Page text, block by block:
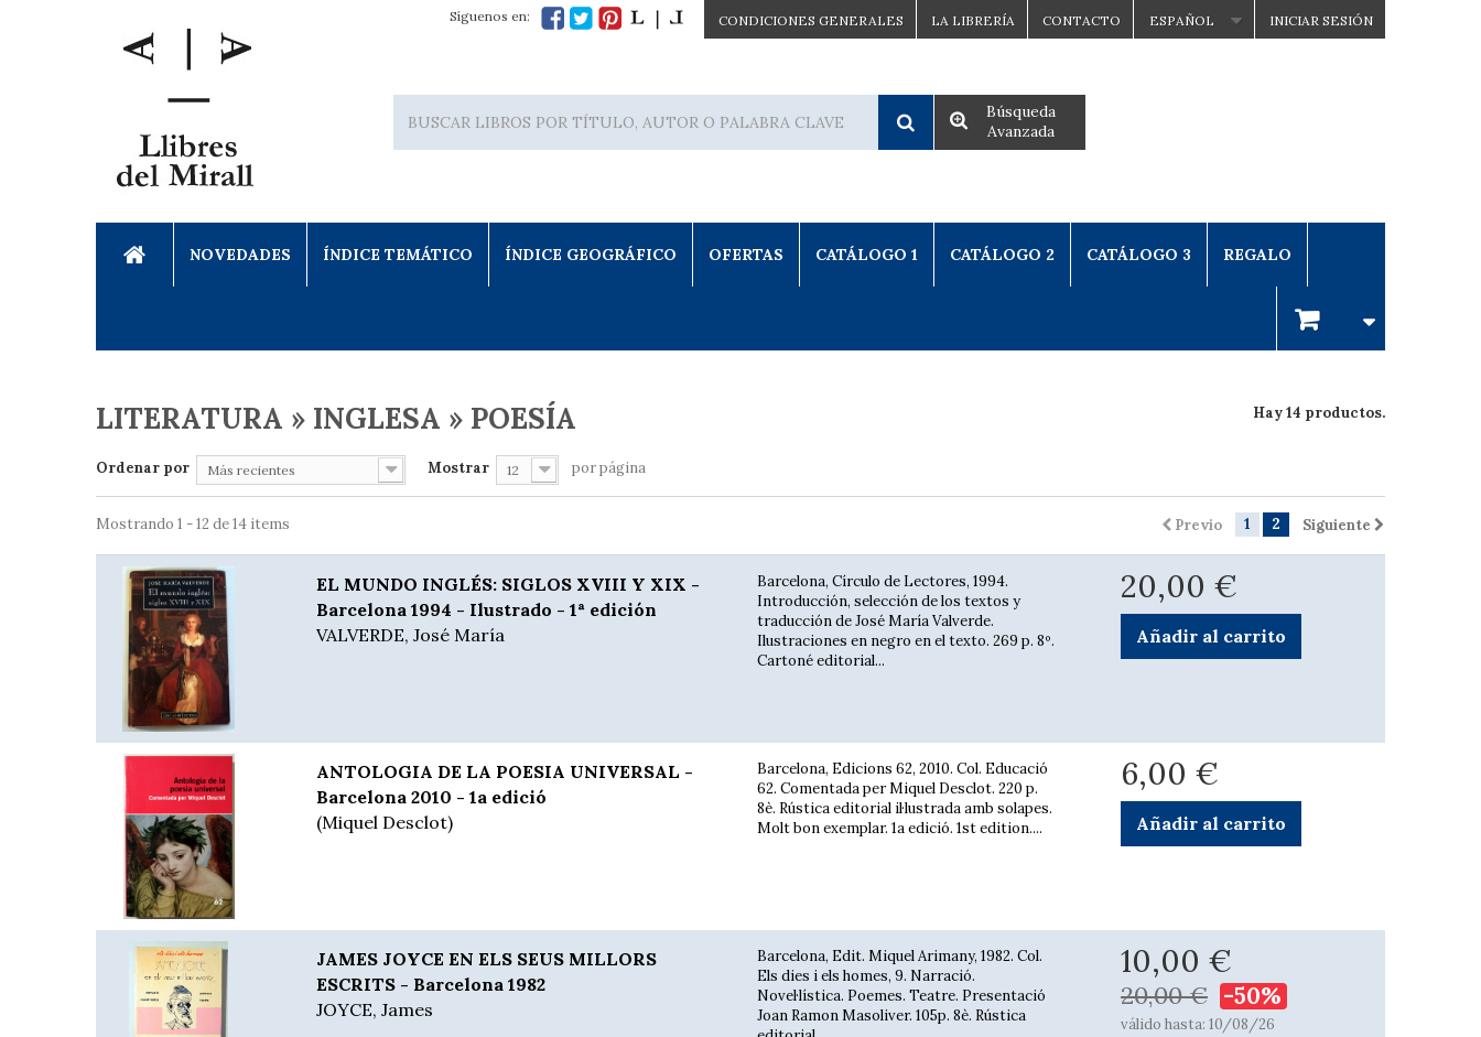
INICIAR SESIÓN
ESPAÑOL
CONTACTO
LA LIBRERÍA
CONDICIONES GENERALES
Síguenos en:
Búsqueda
Avanzada
NOVEDADES ÍNDICE TEMÁTICO ÍNDICE GEOGRÁFICO OFERTAS CATÁLOGO 1 CATÁLOGO 2 CATÁLOGO 3 REGALO
LITERATURA » INGLESA » POESÍA Hay 14 productos.
Ordenar por Más recientes Mostrar 12 por página
Previo 1 2 Siguiente
Mostrando 1 - 12 de 14 items
EL MUNDO INGLÉS: SIGLOS XVIII Y XIX -
Barcelona 1994 - Ilustrado - 1ª edición
VALVERDE, José María
Barcelona, Círculo de Lectores, 1994.
Introducción, selección de los textos y
traducción de José María Valverde.
Ilustraciones en negro en el texto. 269 p. 8º.
Cartoné editorial...
20,00 €
Añadir al carrito
ANTOLOGIA DE LA POESIA UNIVERSAL -
Barcelona 2010 - 1a edició
(Miquel Desclot)
Barcelona, Edicions 62, 2010. Col. Educació
62. Comentada per Miquel Desclot. 220 p.
8è. Rústica editorial il·lustrada amb solapes.
Molt bon exemplar. 1a edició. 1st edition....
6,00 €
Añadir al carrito
JAMES JOYCE EN ELS SEUS MILLORS
ESCRITS - Barcelona 1982
JOYCE, James
Barcelona, Edit. Miquel Arimany, 1982. Col.
Els dies i els homes, 9. Narració.
Novel·lística. Poemes. Teatre. Presentació
Joan Ramon Masoliver. 105p. 8è. Rústica
10,00 €
20,00 € -50%
válido hasta: 10/08/26